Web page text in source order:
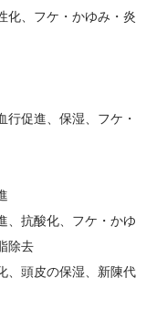
化、フケ・かゆみ・炎
行促進、保湿、フケ・
、抗酸化、フケ・かゆ
除去
、頭皮の保湿、新陳代